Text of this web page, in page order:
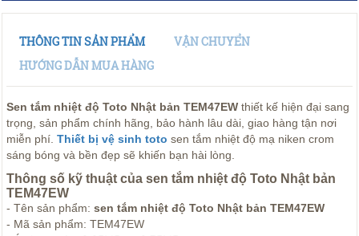
THÔNG TIN SẢN PHẨM
VẬN CHUYỂN
HƯỚNG DẪN MUA HÀNG
Sen tắm nhiệt độ Toto Nhật bản TEM47EW thiết kế hiện đại sang
trọng, sản phẩm chính hãng, bảo hành lâu dài, giao hàng tận nơi
miễn phí. Thiết bị vệ sinh toto sen tắm nhiệt độ mạ niken crom
sáng bóng và bền đẹp sẽ khiến bạn hài lòng.
Thông số kỹ thuật của sen tắm nhiệt độ Toto Nhật bản
TEM47EW
- Tên sản phẩm: sen tắm nhiệt độ Toto Nhật bản TEM47EW
- Mã sản phẩm: TEM47EW